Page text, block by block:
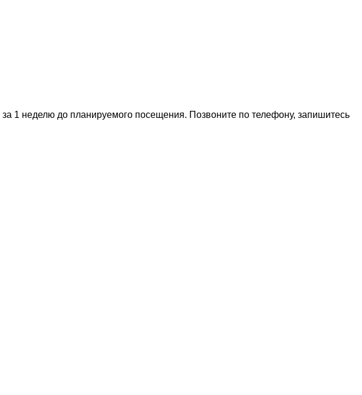
1 неделю до планируемого посещения. Позвоните по телефону, запишитесь